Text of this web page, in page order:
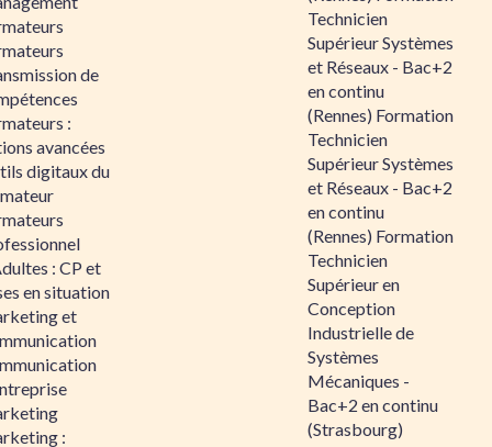
de
:
avancées
digitaux du
: CP et
en situation
et
:
Technicien
Supérieur Systèmes
et Réseaux - Bac+2
en continu
(Rennes) Formation
Technicien
Supérieur Systèmes
et Réseaux - Bac+2
en continu
(Rennes) Formation
Technicien
Supérieur en
Conception
Industrielle de
Systèmes
Mécaniques -
Bac+2 en continu
(Strasbourg)